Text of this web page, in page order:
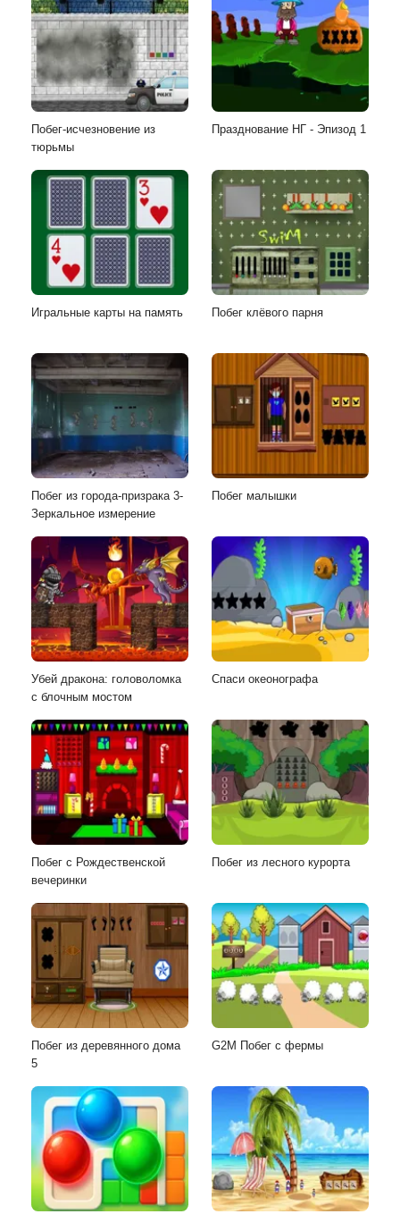
Побег-исчезновение из
тюрьмы
Празднование НГ - Эпизод 1
Игральные карты на память Побег клёвого парня
Побег из города-призрака 3-
Зеркальное измерение
Побег малышки
Убей дракона: головоломка
с блочным мостом
Спаси океонографа
Побег с Рождественской
вечеринки
Побег из лесного курорта
Побег из деревянного дома
5
G2M Побег с фермы